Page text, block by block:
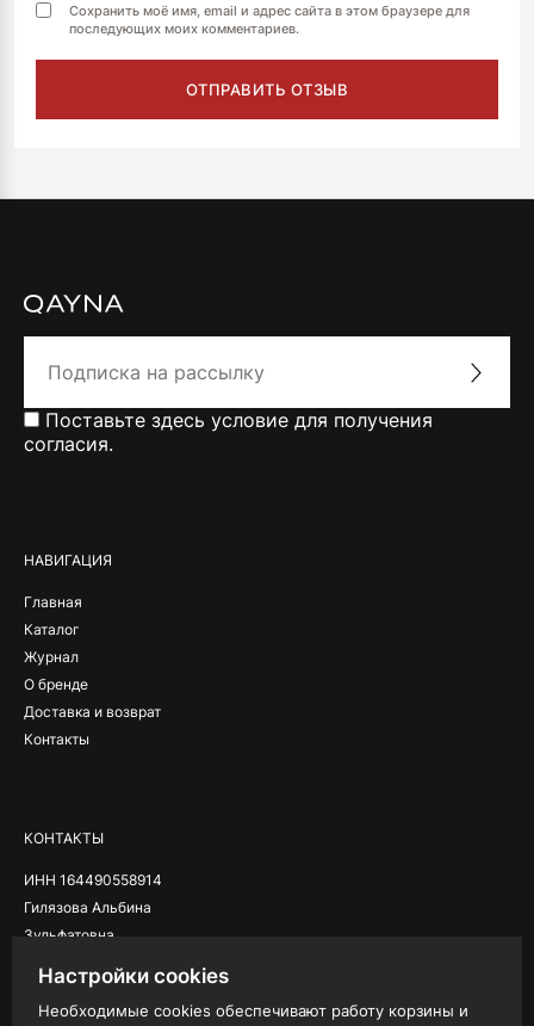
Сохранить моё имя, email и адрес сайта в этом браузере для
последующих моих комментариев.
Поставьте здесь условие для получения
согласия.
НАВИГАЦИЯ
Главная
Каталог
Журнал
О бренде
Доставка и возврат
Контакты
КОНТАКТЫ
ИНН 164490558914
Гилязова Альбина
Зульфатовна
Настройки cookies
Необходимые cookies обеспечивают работу корзины и